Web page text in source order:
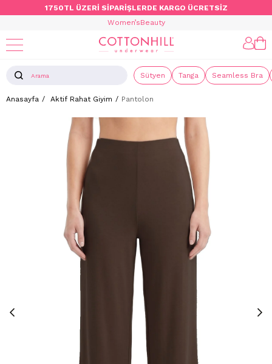
1750TL ÜZERİ SİPARİŞLERDE KARGO ÜCRETSİZ
Women’sBeauty
Sütyen Tanga Seamless Bra
Anasayfa Aktif Rahat Giyim Pantolon